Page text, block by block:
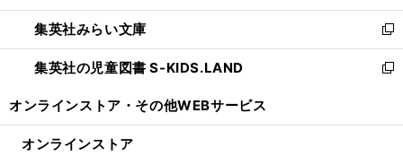
開
く
ウ
で
開
く
ン
ド
ウ
で
ウ
ィ
ン
ド
開
集英社みらい文庫
新
し
い
ン
集英社の児童図書 S-KIDS.LAND
新
ウ
オンラインストア・ その他WEBサービス
オンラインストア